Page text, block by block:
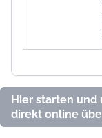
Hier starten und
direkt online